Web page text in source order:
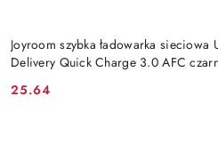
Joyroom szybka ładowarka
Delivery Quick Charge 3.0 AFC
Cena:
25.64